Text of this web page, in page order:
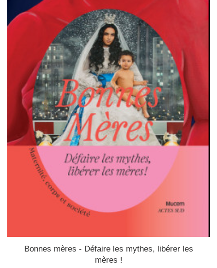
Bonnes mères - Défaire les mythes, libérer les
mères !